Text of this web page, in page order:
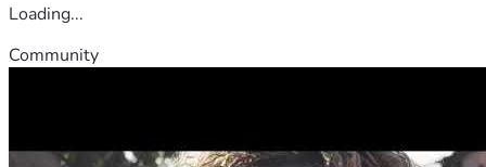
Loading...
Community